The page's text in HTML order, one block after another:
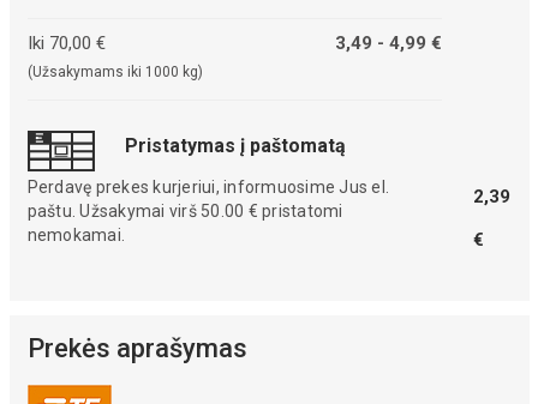
Iki 70,00 €
(Užsakymams iki 1000 kg)
3,49 - 4,99 €
Pristatymas į paštomatą
Perdavę prekes kurjeriui, informuosime Jus el.
paštu. Užsakymai virš 50.00 € pristatomi
nemokamai.
2,39
€
Prekės aprašymas